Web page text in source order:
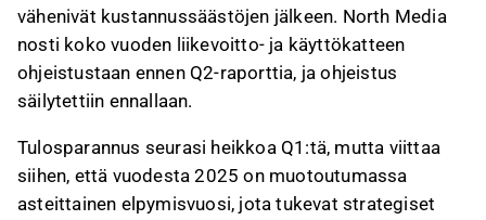
vähenivät kustannussäästöjen jälkeen. North Media
nosti koko vuoden liikevoitto- ja käyttökatteen
ohjeistustaan ennen Q2-raporttia, ja ohjeistus
säilytettiin ennallaan.
Tulosparannus seurasi heikkoa Q1:tä, mutta viittaa
siihen, että vuodesta 2025 on muotoutumassa
asteittainen elpymisvuosi, jota tukevat strategiset